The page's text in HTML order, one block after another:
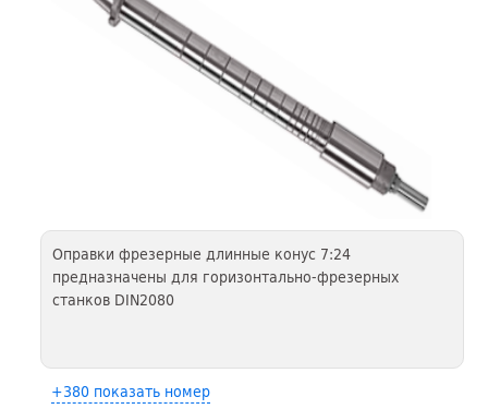
Оправки фрезерные длинные конус 7:24
предназначены для горизонтально-фрезерных
станков DIN2080
+380 показать номер